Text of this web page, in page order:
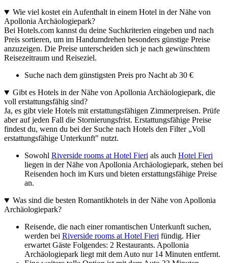
Wie viel kostet ein Aufenthalt in einem Hotel in der Nähe von
Apollonia Archäologiepark?
Bei Hotels.com kannst du deine Suchkriterien eingeben und nach
Preis sortieren, um im Handumdrehen besonders günstige Preise
anzuzeigen. Die Preise unterscheiden sich je nach gewünschtem
Reisezeitraum und Reiseziel.
Suche nach dem günstigsten Preis pro Nacht ab 30 €
Gibt es Hotels in der Nähe von Apollonia Archäologiepark, die
voll erstattungsfähig sind?
Ja, es gibt viele Hotels mit erstattungsfähigen Zimmerpreisen. Prüfe
aber auf jeden Fall die Stornierungsfrist. Erstattungsfähige Preise
findest du, wenn du bei der Suche nach Hotels den Filter „Voll
erstattungsfähige Unterkunft" nutzt.
Sowohl Riverside rooms at Hotel Fieri als auch Hotel Fieri
liegen in der Nähe von Apollonia Archäologiepark, stehen bei
Reisenden hoch im Kurs und bieten erstattungsfähige Preise
an.
Was sind die besten Romantikhotels in der Nähe von Apollonia
Archäologiepark?
Reisende, die nach einer romantischen Unterkunft suchen,
werden bei Riverside rooms at Hotel Fieri fündig. Hier
erwartet Gäste Folgendes: 2 Restaurants. Apollonia
Archäologiepark liegt mit dem Auto nur 14 Minuten entfernt.